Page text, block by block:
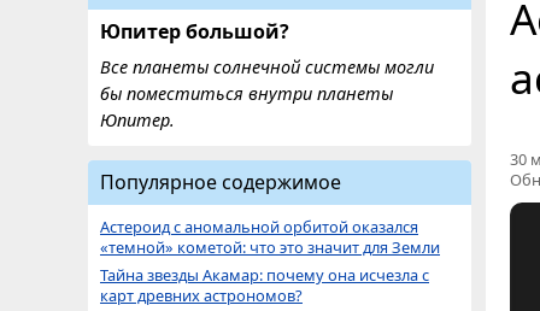
30
Юпитер большой?
Все планеты солнечной системы могли
бы поместиться внутри планеты
Юпитер.
Популярное содержимое
Астероид с аномальной орбитой оказался
«темной» кометой: что это значит для Земли
Тайна звезды Акамар: почему она исчезла с
карт древних астрономов?